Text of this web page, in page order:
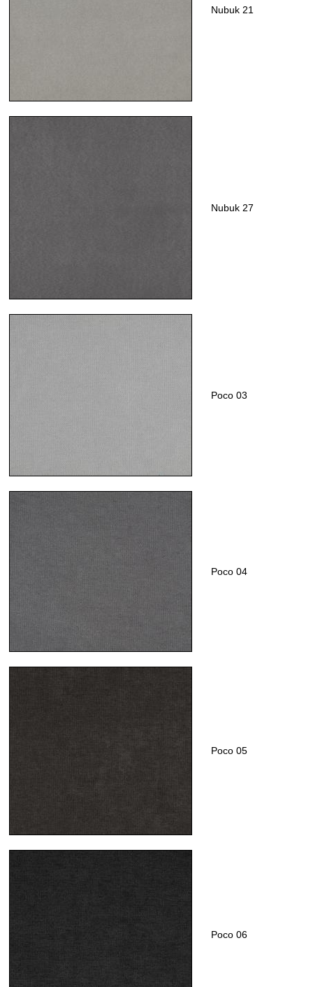
Nubuk 21
Nubuk 27
Poco 03
Poco 04
Poco 05
Poco 06